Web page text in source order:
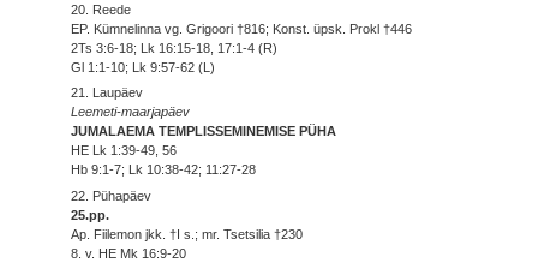
20. Reede
EP. Kümnelinna vg. Grigoori †816; Konst. üpsk. Prokl †446
2Ts 3:6-18; Lk 16:15-18, 17:1-4 (R)
Gl 1:1-10; Lk 9:57-62 (L)
21. Laupäev
Leemeti-maarjapäev
JUMALAEMA TEMPLISSEMINEMISE PÜHA
HE Lk 1:39-49, 56
Hb 9:1-7; Lk 10:38-42; 11:27-28
22. Pühapäev
25.pp.
Ap. Fiilemon jkk. †I s.; mr. Tsetsilia †230
8. v. HE Mk 16:9-20